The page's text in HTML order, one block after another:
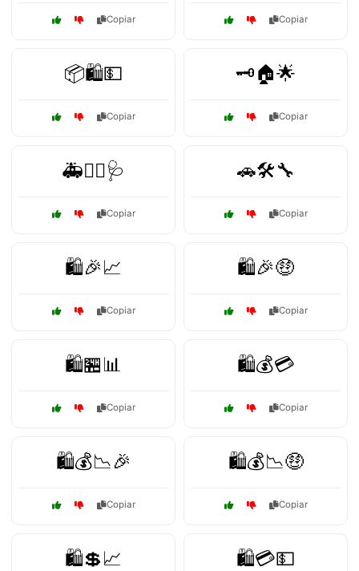
Copiar Copiar
📦🛍️💵
Copiar
🗝️🏠🌟
Copiar
🚑👨‍⚕️🩺
Copiar
🚗🛠️🔧
Copiar
🛍️🎉📈
Copiar
🛍️🎉🤑
Copiar
🛍️🏪📊
Copiar
🛍️💰💳
Copiar
🛍️💰📉🎉
Copiar
🛍️💰📉🤑
Copiar
🛍️💲📈 🛍️💳💵